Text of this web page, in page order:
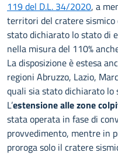
119 del D.L. 34/2020, a
territori del cratere
stato dichiarato lo stato di
nella misura del 110%
La disposizione è estesa
regioni Abruzzo, Lazio,
quali sia stato dichiarato lo
L’estensione alle zone
stata operata in fase di
provvedimento, mentre in
proroga solo il cratere